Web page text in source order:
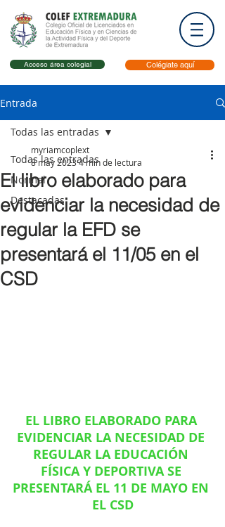
Acceso área colegial Colégiate aquí
Entrada
Todas las entradas
Normal
Destacadas
Todas las entradas
El libro elaborado para
evidenciar la necesidad de
regular la EFD se
presentará el 11/05 en el
CSD
myriamcoplext
8 may 2023 4 min de lectura
EL LIBRO ELABORADO PARA
EVIDENCIAR LA NECESIDAD DE
REGULAR LA EDUCACIÓN
FÍSICA Y DEPORTIVA SE
PRESENTARÁ EL 11 DE MAYO EN
EL CSD